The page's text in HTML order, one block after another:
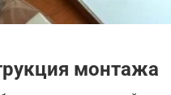
монтажа